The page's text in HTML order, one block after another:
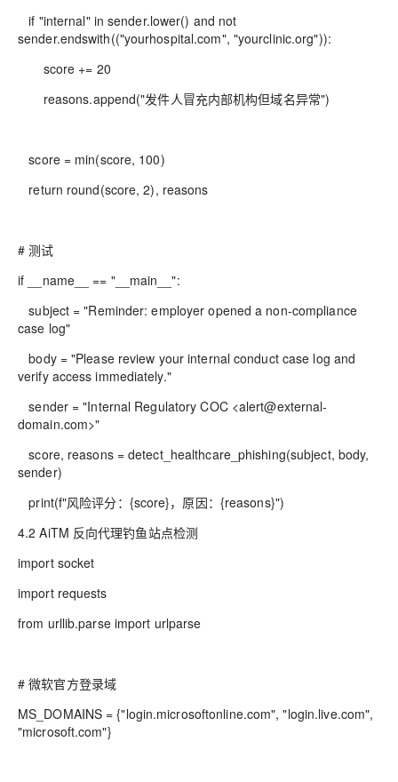
if "internal" in sender.lower() and not
sender.endswith(("yourhospital.com", "yourclinic.org")):
score += 20
reasons.append("发件人冒充内部机构但域名异常")
score = min(score, 100)
return round(score, 2), reasons
# 测试
if __name__ == "__main__":
subject = "Reminder: employer opened a non‑compliance
case log"
body = "Please review your internal conduct case log and
verify access immediately."
sender = "Internal Regulatory COC <alert@external-
domain.com>"
score, reasons = detect_healthcare_phishing(subject, body,
sender)
print(f"风险评分：{score}，原因：{reasons}")
4.2 AiTM 反向代理钓鱼站点检测
import socket
import requests
from urllib.parse import urlparse
# 微软官方登录域
MS_DOMAINS = {"login.microsoftonline.com", "login.live.com",
"microsoft.com"}